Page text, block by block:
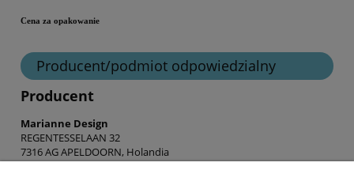
Cena za opakowanie
Producent/podmiot odpowiedzialny
Producent
Marianne Design
REGENTESSELAAN 32
7316 AG APELDOORN, Holandia